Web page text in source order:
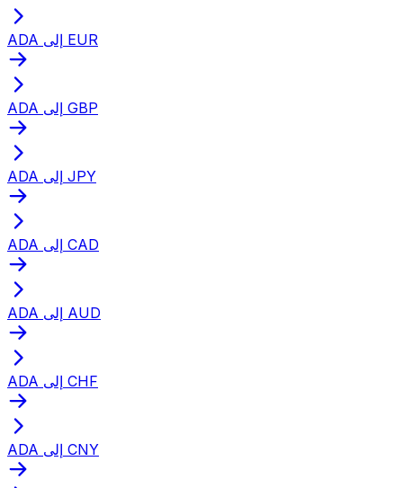
ADA إلى EUR
ADA إلى GBP
ADA إلى JPY
ADA إلى CAD
ADA إلى AUD
ADA إلى CHF
ADA إلى CNY